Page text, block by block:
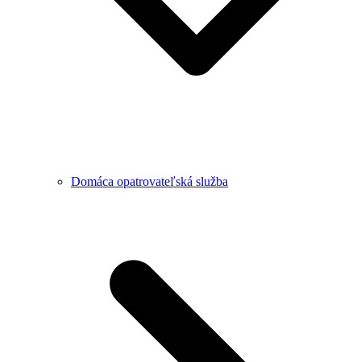
Domáca opatrovateľská služba